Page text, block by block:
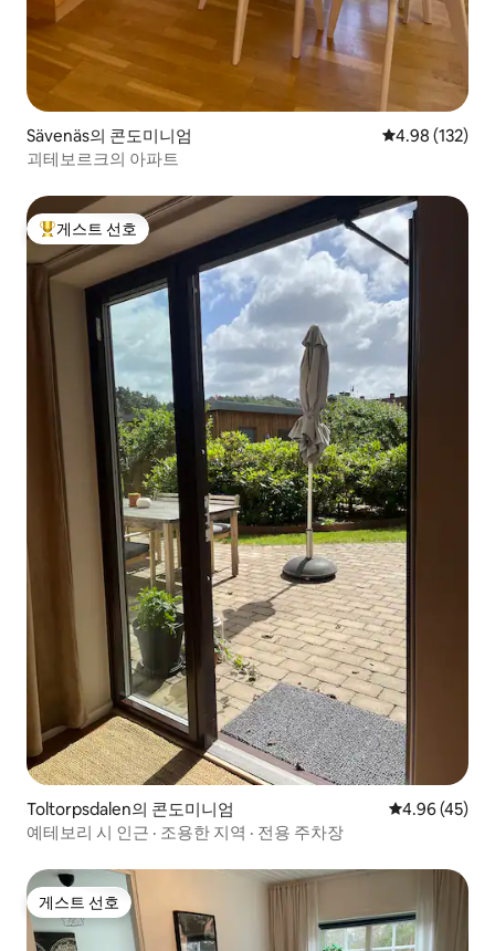
Sävenäs의 콘도미니엄 평점 4.98점(5
4.98 (132)
괴테보르크의 아파트
상위 게스트 선호
게스트 선호
Toltorpsdalen의 콘도미니엄 평점 4.96점(5
4.96 (45)
예테보리 시 인근 · 조용한 지역 · 전용 주차장
게스트 선호
게스트 선호